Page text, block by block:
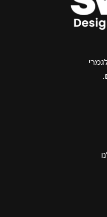
צרפו אותי למועדון
.